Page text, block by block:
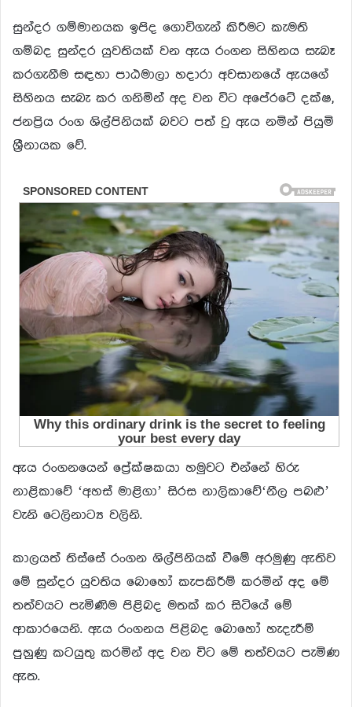
සුන්දර ගම්මානයක ඉපිද ගොවිගැන් කිරීමට කැමති
ගම්බද සුන්දර යුවතියක් වන ඇය රංගන සිහිනය සැබෑ
කරගැනීම සඳහා පාඨමාලා හදාරා අවසානයේ ඇයගේ
සිහිනය සැබැ කර ගනිමින් අද වන විට අපේරටේ දක්ෂ,
ජනප්‍රිය රංග ශිල්පිනියක් බවට පත් වු ඇය නමින් පියුමි
ශ්‍රීනායක වේ.
ඇය රංගනයෙන් ප්‍රේක්ෂකයා හමුවට එන්නේ හිරු
නාළිකාවේ ‘අහස් මාළිගා’ සිරස නාලිකාවේ‘නීල පබළු’
වැනි ටෙලිනාට්‍ය වලිනි.
කාලයත් තිස්සේ රංගන ශිල්පිනියක් වීමේ අරමුණු ඇතිව
මේ සුන්දර යුවතිය බොහෝ කැපකිරීම් කරමින් අද මේ
තත්වයට පැමිණිම පිළිබද මතක් කර සිටියේ මේ
ආකාරයෙනි. ඇය රංගනය පිළිබද බොහෝ හැදැරීම්
පුහුණු කටයුතු කරමින් අද වන විට මේ තත්වයට පැමිණ
ඇත.